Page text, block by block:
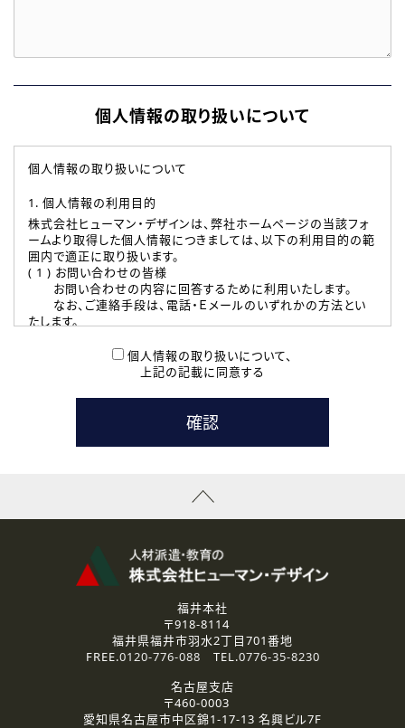
個人情報の取り扱いについて
個人情報の取り扱いについて
1. 個人情報の利用目的
株式会社ヒューマン・デザインは、弊社ホームページの当該フォ
ームより取得した個人情報につきましては、以下の利用目的の範
囲内で適正に取り扱います。
( 1 ) お問い合わせの皆様
お問い合わせの内容に回答するために利用いたします。
なお、ご連絡手段は、電話・Ｅメールのいずれかの方法とい
たします。
本登録に関するご連絡および本登録時の参考情報として利
たします。
( 3 ) スタッフ派遣を検討されている企業の皆様
お問い合わせの内容に回答するために利用いたします。
なお、ご連絡手段は、電話・Ｅメールのいずれかの方法とい
資料送付、受講相談に関するご連絡のために利用いたしま
その他、お問い合わせの内容に回答するために利用いたし
なお、ご連絡手段は、電話・Ｅメールのいずれかの方法とい
2.個人情報の第三者提供
ご提供いただいた個人情報は、法令等の規定に従う場合を除き、
3.個人情報の取り扱いの委託
弊社の定める個人情報保護の評価基準を満たした委託先に、個
個人情報の取り扱いについて、
上記の記載に同意する
福井本社
〒918-8114
福井県福井市羽水2丁目701番地
FREE.0120-776-088 TEL.0776-35-8230
名古屋支店
〒460-0003
愛知県名古屋市中区錦1-17-13 名興ビル7F